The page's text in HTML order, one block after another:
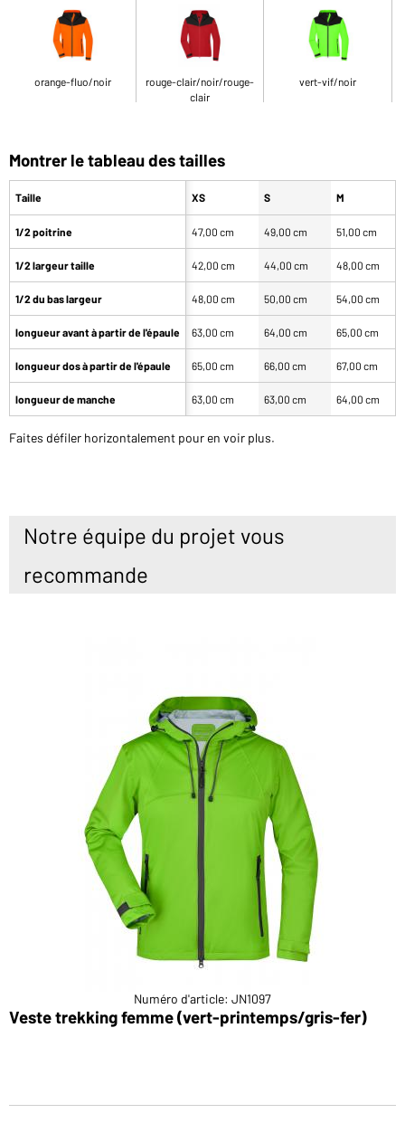
orange-fluo/noir
rouge-clair/noir/rouge-
clair
vert-vif/noir
Montrer le tableau des tailles
Taille
1/2 poitrine
1/2 largeur taille
1/2 du bas largeur
longueur avant à partir de l'épaule
longueur dos à partir de l'épaule
longueur de manche
XS S M
47,00 cm 49,00 cm 51,00 cm
42,00 cm 44,00 cm 48,00 cm
48,00 cm 50,00 cm 54,00 cm
63,00 cm 64,00 cm 65,00 cm
65,00 cm 66,00 cm 67,00 cm
63,00 cm 63,00 cm 64,00 cm
Faites défiler horizontalement pour en voir plus.
Notre équipe du projet vous
recommande
Numéro d'article: JN1097
Veste trekking femme (vert-printemps/gris-fer)